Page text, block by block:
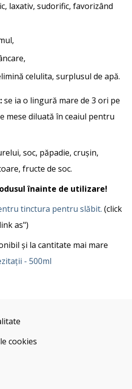
laxativ, sudorific, favorizând
celulita, surplusul de apă.
se ia o lingură mare de 3 ori pe
mese diluată în ceaiul pentru
soc, păpadie, crușin,
fructe de soc.
înainte de utilizare!
tinctura pentru slăbit. (click
as")
și la cantitate mai mare
- 500ml
cookies